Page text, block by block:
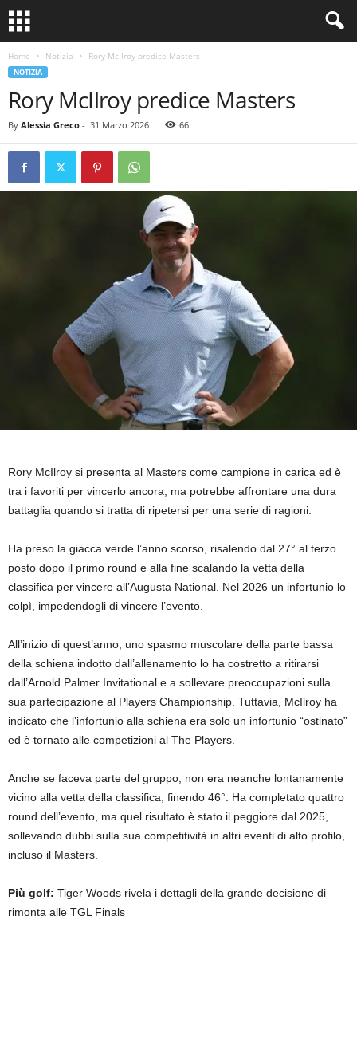
Home Notizia Rory McIlroy predice Masters
NOTIZIA
Rory McIlroy predice Masters
By Alessia Greco - 31 Marzo 2026 66
Rory McIlroy si presenta al Masters come campione in carica ed è
tra i favoriti per vincerlo ancora, ma potrebbe affrontare una dura
battaglia quando si tratta di ripetersi per una serie di ragioni.
Ha preso la giacca verde l’anno scorso, risalendo dal 27° al terzo
posto dopo il primo round e alla fine scalando la vetta della
classifica per vincere all’Augusta National. Nel 2026 un infortunio lo
colpì, impedendogli di vincere l’evento.
All’inizio di quest’anno, uno spasmo muscolare della parte bassa
della schiena indotto dall’allenamento lo ha costretto a ritirarsi
dall’Arnold Palmer Invitational e a sollevare preoccupazioni sulla
sua partecipazione al Players Championship. Tuttavia, McIlroy ha
indicato che l’infortunio alla schiena era solo un infortunio “ostinato”
ed è tornato alle competizioni al The Players.
Anche se faceva parte del gruppo, non era neanche lontanamente
vicino alla vetta della classifica, finendo 46°. Ha completato quattro
round dell’evento, ma quel risultato è stato il peggiore dal 2025,
sollevando dubbi sulla sua competitività in altri eventi di alto profilo,
incluso il Masters.
Più golf: Tiger Woods rivela i dettagli della grande decisione di
rimonta alle TGL Finals